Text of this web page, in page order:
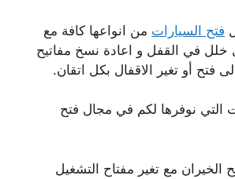
فتح السيارات من انواعها كافة مع
خلل في القفل و اعادة نسخ مفاتيح
فتح أو تغير الاقفال بكل اتقان.
التي نوفرها لكم في مجال فتح
الخيران مع تغير مفتاح التشغيل